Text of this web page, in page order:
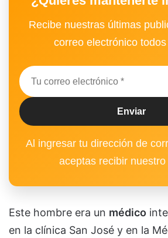
Recibe nuestras últimas
correo electrónico
Al ingresar tu dirección de
aceptas recibir
Este hombre era un médico
en la clínica San José y en la